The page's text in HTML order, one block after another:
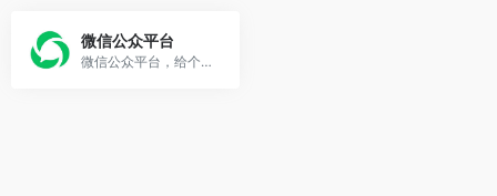
微信公众平台
微信公众平台，给个人、企业和组织提供业务服务与用户管理能力的全新服务平台。